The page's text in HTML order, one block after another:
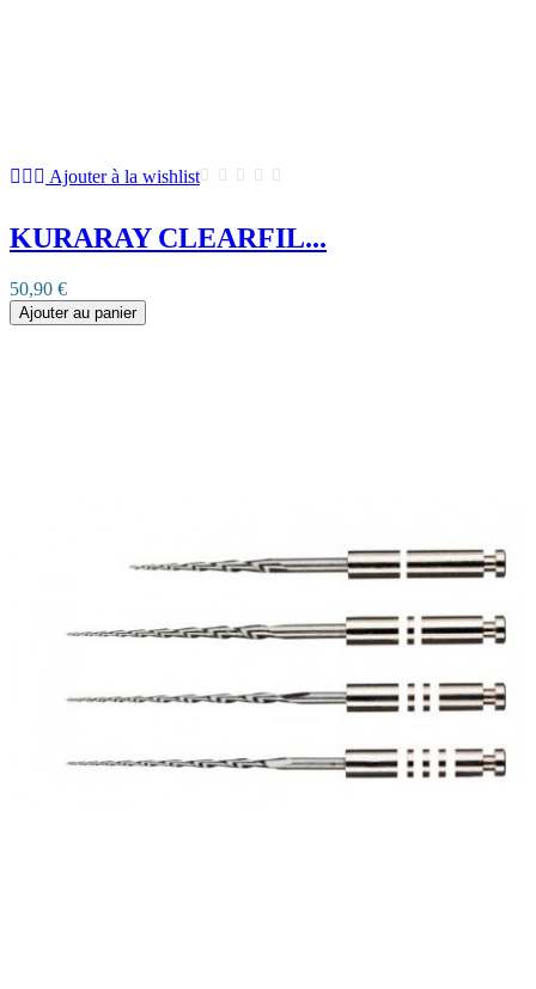
Ajouter à la wishlist
KURARAY CLEARFIL...
50,90 €
Ajouter au panier